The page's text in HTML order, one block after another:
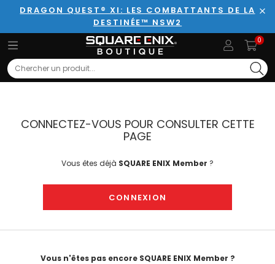
DRAGON QUEST® XI: LES COMBATTANTS DE LA
DESTINÉE™ NSW2
0
Search
CONNECTEZ-VOUS POUR CONSULTER CETTE
PAGE
Vous êtes déjà SQUARE ENIX Member ?
CONNEXION
Vous n'êtes pas encore SQUARE ENIX Member ?